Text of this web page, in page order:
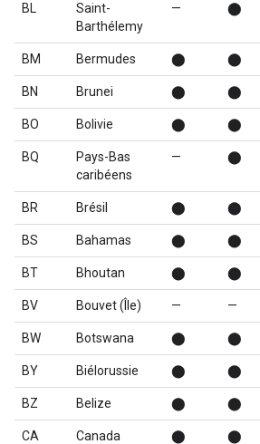
BL
Saint-
Barthélemy
— ⬤
BM Bermudes ⬤ ⬤
BN Brunei ⬤ ⬤
BO Bolivie ⬤ ⬤
BQ
Pays-Bas
caribéens
— ⬤
BR Brésil ⬤ ⬤
BS Bahamas ⬤ ⬤
BT Bhoutan ⬤ ⬤
BV Bouvet (Île) — —
BW Botswana ⬤ ⬤
BY Biélorussie ⬤ ⬤
BZ Belize ⬤ ⬤
CA Canada ⬤ ⬤